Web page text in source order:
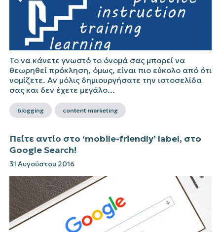
Το να κάνετε γνωστό το όνομά σας μπορεί να
θεωρηθεί πρόκληση, όμως, είναι πιο εύκολο από ότι
νομίζετε. Αν μόλις δημιουργήσατε την ιστοσελίδα
σας και δεν έχετε μεγάλο...
blogging content marketing
Πείτε αντίο στο ‘mobile-friendly’ label, στο
Google Search!
31 Αυγούστου 2016